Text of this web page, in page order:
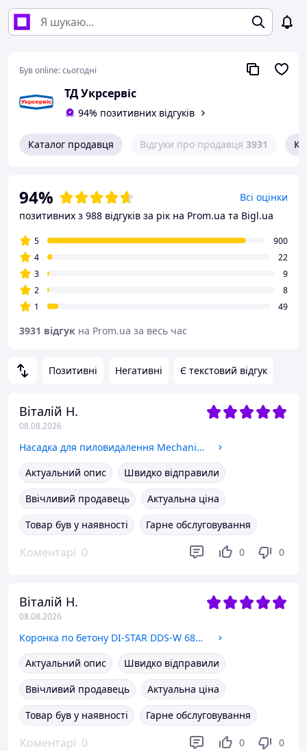
Був online:сьогодні
ТД Укрсервіс
94% позитивних відгуків
Каталог продавця Відгуки про продавця 3931
Позитивні Негативні Є текстовий відгук
Віталій Н.
08.08.2026
Насадка для пиловидалення Mechanic DrillDUSTER 82 3.0 (71419031048)
Актуальний опис
Швидко відправили
Ввічливий продавець
Актуальна ціна
Товар був у наявності
Гарне обслуговування
Коментарі 0 0 0
Віталій Н.
08.08.2026
Коронка по бетону DI-STAR DDS-W 68x65xМ16 T-Concrete / SDS-Plus (17982091081)
Актуальний опис
Швидко відправили
Ввічливий продавець
Актуальна ціна
Товар був у наявності
Гарне обслуговування
Коментарі 0 0 0
94%
Всі оцінки
позитивних з 988 відгуків за рік на Prom.ua та Bigl.ua
5
900
4
22
3
9
2
8
1
49
3931 відгук на Prom.ua за весь час